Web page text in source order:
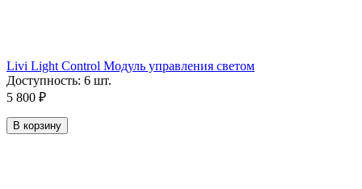
Livi Light Control Модуль управления светом
Доступность: 6 шт.
5 800 ₽
В корзину